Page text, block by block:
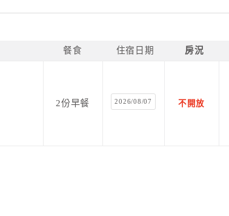
餐食 住宿日期 房況
2份早餐 2026/08/07 不開放